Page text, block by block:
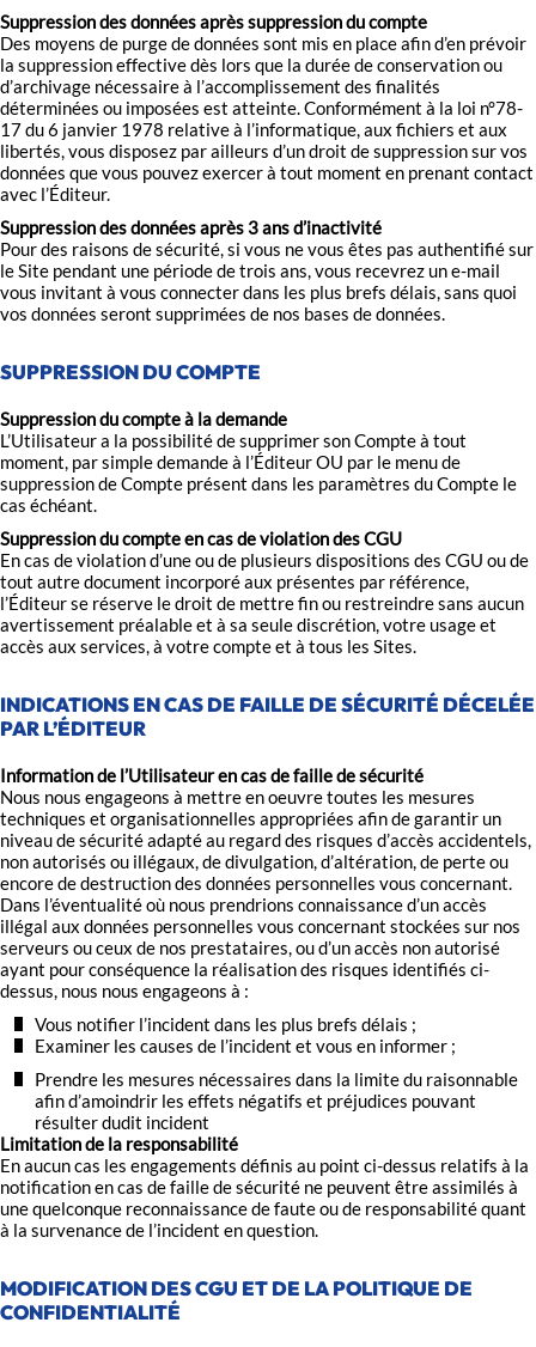
Suppression des données après suppression du compte
Des moyens de purge de données sont mis en place afin d’en prévoir
la suppression effective dès lors que la durée de conservation ou
d’archivage nécessaire à l’accomplissement des finalités
déterminées ou imposées est atteinte. Conformément à la loi n°78-
17 du 6 janvier 1978 relative à l’informatique, aux fichiers et aux
libertés, vous disposez par ailleurs d’un droit de suppression sur vos
données que vous pouvez exercer à tout moment en prenant contact
avec l’Éditeur.
Suppression des données après 3 ans d’inactivité
Pour des raisons de sécurité, si vous ne vous êtes pas authentifié sur
le Site pendant une période de trois ans, vous recevrez un e-mail
vous invitant à vous connecter dans les plus brefs délais, sans quoi
vos données seront supprimées de nos bases de données.
SUPPRESSION DU COMPTE
Suppression du compte à la demande
L’Utilisateur a la possibilité de supprimer son Compte à tout
moment, par simple demande à l’Éditeur OU par le menu de
suppression de Compte présent dans les paramètres du Compte le
cas échéant.
Suppression du compte en cas de violation des CGU
En cas de violation d’une ou de plusieurs dispositions des CGU ou de
tout autre document incorporé aux présentes par référence,
l’Éditeur se réserve le droit de mettre fin ou restreindre sans aucun
avertissement préalable et à sa seule discrétion, votre usage et
accès aux services, à votre compte et à tous les Sites.
INDICATIONS EN CAS DE FAILLE DE SÉCURITÉ DÉCELÉE
PAR L’ÉDITEUR
Information de l’Utilisateur en cas de faille de sécurité
Nous nous engageons à mettre en oeuvre toutes les mesures
techniques et organisationnelles appropriées afin de garantir un
niveau de sécurité adapté au regard des risques d’accès accidentels,
non autorisés ou illégaux, de divulgation, d’altération, de perte ou
encore de destruction des données personnelles vous concernant.
Dans l’éventualité où nous prendrions connaissance d’un accès
illégal aux données personnelles vous concernant stockées sur nos
serveurs ou ceux de nos prestataires, ou d’un accès non autorisé
ayant pour conséquence la réalisation des risques identifiés ci-
dessus, nous nous engageons à :
Vous notifier l’incident dans les plus brefs délais ;
Examiner les causes de l’incident et vous en informer ;
Prendre les mesures nécessaires dans la limite du raisonnable
afin d’amoindrir les effets négatifs et préjudices pouvant
résulter dudit incident
Limitation de la responsabilité
En aucun cas les engagements définis au point ci-dessus relatifs à la
notification en cas de faille de sécurité ne peuvent être assimilés à
une quelconque reconnaissance de faute ou de responsabilité quant
à la survenance de l’incident en question.
MODIFICATION DES CGU ET DE LA POLITIQUE DE
CONFIDENTIALITÉ